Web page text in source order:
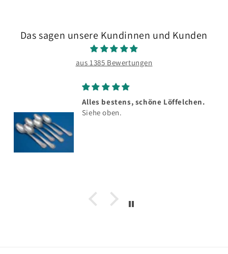
Das sagen unsere Kundinnen und Kunden
aus 1385 Bewertungen
Alles bestens, schöne Löffelchen.
Siehe oben.